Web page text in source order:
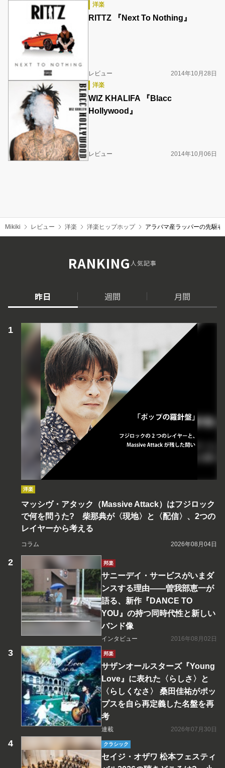
洋楽
RITTZ 『Next To Nothing』
レビュー
2014年10月28日
洋楽
WIZ KHALIFA 『Blacc
Hollywood』
レビュー 2014年10月06日
Mikiki レビュー 洋楽 洋楽ヒップホップ アラバマ産ラッパーの先駆
RANKING人気記事
昨日 週間 月間
洋楽
マッシヴ・アタック（Massive Attack）はフジロック
で何を問うた? 柴那典が〈現地〉と〈配信〉、2つの
レイヤーから考える
コラム 2026年08月04日
邦楽
サニーデイ・サービスがいまダ
ンスする理由――曽我部恵一が
語る、新作『DANCE TO
YOU』の持つ同時代性と新しい
バンド像
インタビュー 2016年08月02日
邦楽
サザンオールスターズ『Young
Love』に表れた〈らしさ〉と
〈らしくなさ〉 桑田佳祐がポッ
プスを自ら再定義した名盤を再
考
連載 2026年07月30日
クラシック
セイジ・オザワ 松本フェスティ